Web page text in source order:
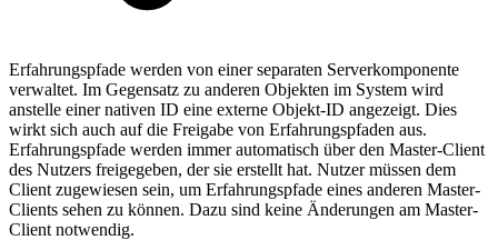
Erfahrungspfade werden von einer separaten Serverkomponente
verwaltet. Im Gegensatz zu anderen Objekten im System wird
anstelle einer nativen ID eine externe Objekt-ID angezeigt. Dies
wirkt sich auch auf die Freigabe von Erfahrungspfaden aus.
Erfahrungspfade werden immer automatisch über den Master-Client
des Nutzers freigegeben, der sie erstellt hat. Nutzer müssen dem
Client zugewiesen sein, um Erfahrungspfade eines anderen Master-
Clients sehen zu können. Dazu sind keine Änderungen am Master-
Client notwendig.